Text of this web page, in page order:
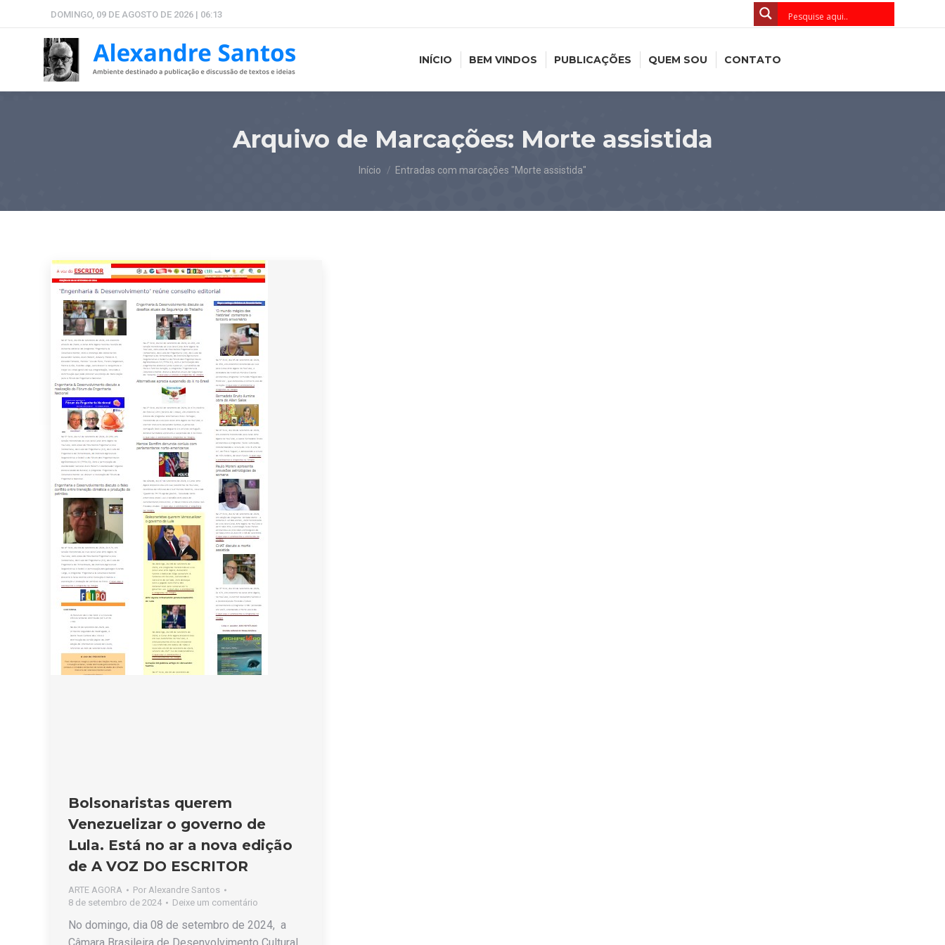
DOMINGO, 09 DE AGOSTO DE 2026 | 06:13
INÍCIO BEM VINDOS PUBLICAÇÕES QUEM SOU CONTATO
Arquivo de Marcações: Morte assistida
Você está aqui:
Início Entradas com marcações "Morte assistida"
Bolsonaristas querem
Venezuelizar o governo de
Lula. Está no ar a nova edição
de A VOZ DO ESCRITOR
ARTE AGORA Por Alexandre Santos
8 de setembro de 2024
Deixe um comentário
No domingo, dia 08 de setembro de 2024, a